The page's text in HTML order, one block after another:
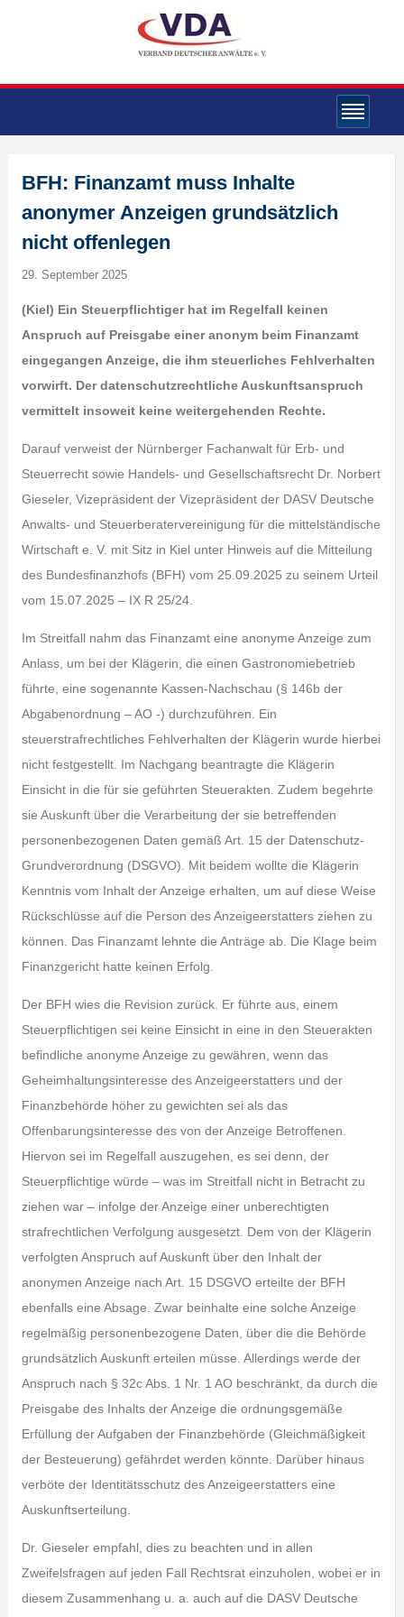
BFH: Finanzamt muss Inhalte
anonymer Anzeigen grundsätzlich
nicht offenlegen
29. September 2025
(Kiel) Ein Steuerpflichtiger hat im Regelfall keinen
Anspruch auf Preisgabe einer anonym beim Finanzamt
eingegangen Anzeige, die ihm steuerliches Fehlverhalten
vorwirft. Der datenschutzrechtliche Auskunftsanspruch
vermittelt insoweit keine weitergehenden Rechte.
Darauf verweist der Nürnberger Fachanwalt für Erb- und
Steuerrecht sowie Handels- und Gesellschaftsrecht Dr. Norbert
Gieseler, Vizepräsident der Vizepräsident der DASV Deutsche
Anwalts- und Steuerberatervereinigung für die mittelständische
Wirtschaft e. V. mit Sitz in Kiel unter Hinweis auf die Mitteilung
des Bundesfinanzhofs (BFH) vom 25.09.2025 zu seinem Urteil
vom 15.07.2025 – IX R 25/24.
Im Streitfall nahm das Finanzamt eine anonyme Anzeige zum
Anlass, um bei der Klägerin, die einen Gastronomiebetrieb
führte, eine sogenannte Kassen-Nachschau (§ 146b der
Abgabenordnung – AO -) durchzuführen. Ein
steuerstrafrechtliches Fehlverhalten der Klägerin wurde hierbei
nicht festgestellt. Im Nachgang beantragte die Klägerin
Einsicht in die für sie geführten Steuerakten. Zudem begehrte
sie Auskunft über die Verarbeitung der sie betreffenden
personenbezogenen Daten gemäß Art. 15 der Datenschutz-
Grundverordnung (DSGVO). Mit beidem wollte die Klägerin
Kenntnis vom Inhalt der Anzeige erhalten, um auf diese Weise
Rückschlüsse auf die Person des Anzeigeerstatters ziehen zu
können. Das Finanzamt lehnte die Anträge ab. Die Klage beim
Finanzgericht hatte keinen Erfolg.
Der BFH wies die Revision zurück. Er führte aus, einem
Steuerpflichtigen sei keine Einsicht in eine in den Steuerakten
befindliche anonyme Anzeige zu gewähren, wenn das
Geheimhaltungsinteresse des Anzeigeerstatters und der
Finanzbehörde höher zu gewichten sei als das
Offenbarungsinteresse des von der Anzeige Betroffenen.
Hiervon sei im Regelfall auszugehen, es sei denn, der
Steuerpflichtige würde – was im Streitfall nicht in Betracht zu
ziehen war – infolge der Anzeige einer unberechtigten
strafrechtlichen Verfolgung ausgesetzt. Dem von der Klägerin
verfolgten Anspruch auf Auskunft über den Inhalt der
anonymen Anzeige nach Art. 15 DSGVO erteilte der BFH
ebenfalls eine Absage. Zwar beinhalte eine solche Anzeige
regelmäßig personenbezogene Daten, über die die Behörde
grundsätzlich Auskunft erteilen müsse. Allerdings werde der
Anspruch nach § 32c Abs. 1 Nr. 1 AO beschränkt, da durch die
Preisgabe des Inhalts der Anzeige die ordnungsgemäße
Erfüllung der Aufgaben der Finanzbehörde (Gleichmäßigkeit
der Besteuerung) gefährdet werden könnte. Darüber hinaus
verböte der Identitätsschutz des Anzeigeerstatters eine
Auskunftserteilung.
Dr. Gieseler empfahl, dies zu beachten und in allen
Zweifelsfragen auf jeden Fall Rechtsrat einzuholen, wobei er in
diesem Zusammenhang u. a. auch auf die DASV Deutsche